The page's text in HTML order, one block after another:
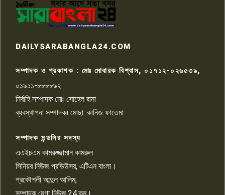
৭
কেটে ঘরে ঢুকে স্কুল শিক্ষিকাকে হত্যা
টয়লেটের ট্যাংকি থেকে লাশ উদ্ধার
রাজশাহীতে সন্ত্রাসী হামলায় গুরুতর
৯
চাঁদাবাজি ও হয়রানির অভিযোগ
১০
DAILYSARABANGLA24.COM
সম্পাদক ও প্রকাশক : মোঃ মোবারক বিশ্বাস, ০১৭১২-০২৬৫৩৯,
০১৯১১-৮৮৮৮৯২
নির্বাহি সম্পাদক মোঃ সোহেল রানা
ব্যবস্থাপনা সম্পাদকঃ মোছা: কানিজ ফাতেমা
সম্পাদক মন্ডলির সদস্য
এএইচএম কামরুজ্জামান কামরুল
সিনিয়র নিউজ প্রডিউসর, এটিএন বাংলা।
প্রকৌশলী আব্দুল আলিম,
সম্পাদক মেগা নিউজ.24.কম।